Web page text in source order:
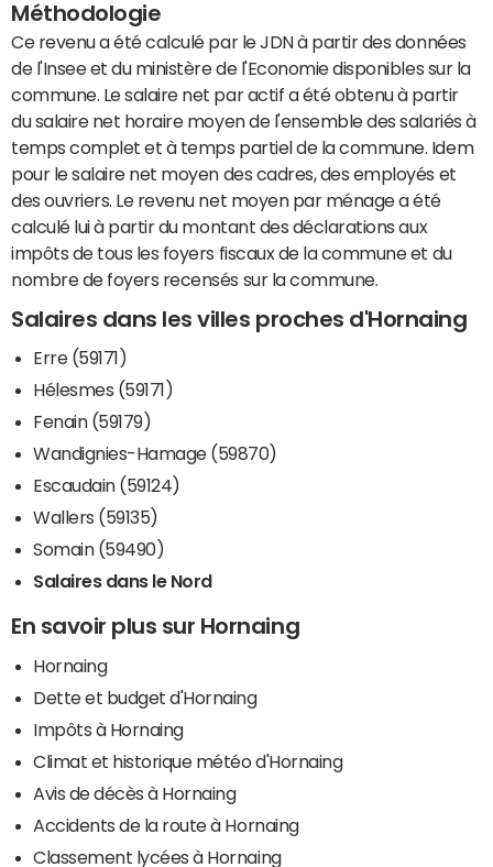
Méthodologie
Ce revenu a été calculé par le JDN à partir des données
de l'Insee et du ministère de l'Economie disponibles sur la
commune. Le salaire net par actif a été obtenu à partir
du salaire net horaire moyen de l'ensemble des salariés à
temps complet et à temps partiel de la commune. Idem
pour le salaire net moyen des cadres, des employés et
des ouvriers. Le revenu net moyen par ménage a été
calculé lui à partir du montant des déclarations aux
impôts de tous les foyers fiscaux de la commune et du
nombre de foyers recensés sur la commune.
Salaires dans les villes proches d'Hornaing
Erre (59171)
Hélesmes (59171)
Fenain (59179)
Wandignies-Hamage (59870)
Escaudain (59124)
Wallers (59135)
Somain (59490)
Salaires dans le Nord
En savoir plus sur Hornaing
Hornaing
Dette et budget d'Hornaing
Impôts à Hornaing
Climat et historique météo d'Hornaing
Avis de décès à Hornaing
Accidents de la route à Hornaing
Classement lycées à Hornaing